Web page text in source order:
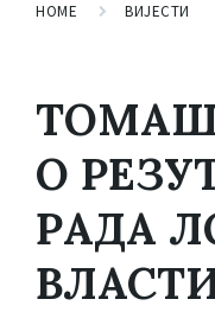
HOME ВИЈЕСТИ
О
РАДА